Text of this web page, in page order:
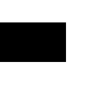
やご返答のために利